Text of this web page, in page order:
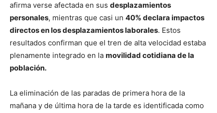
afirma verse afectada en sus desplazamientos
personales, mientras que casi un 40% declara impactos
directos en los desplazamientos laborales. Estos
resultados confirman que el tren de alta velocidad estaba
plenamente integrado en la movilidad cotidiana de la
población.
La eliminación de las paradas de primera hora de la
mañana y de última hora de la tarde es identificada como